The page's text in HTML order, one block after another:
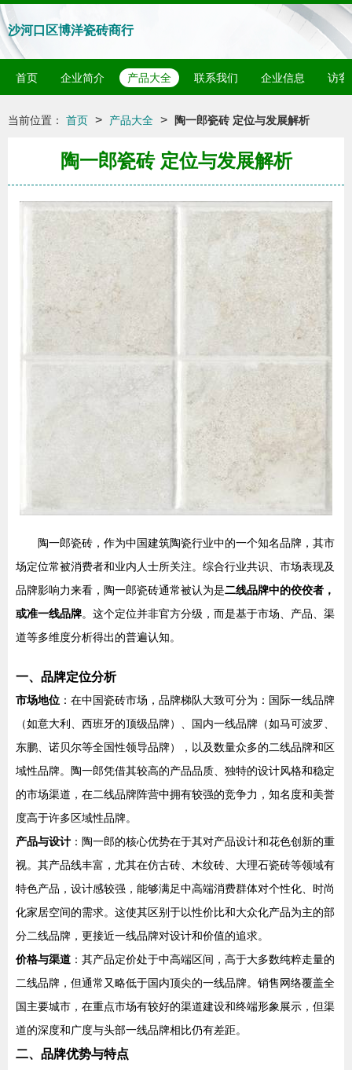
沙河口区博洋瓷砖商行
首页 企业简介 产品大全 联系我们 企业信息 访客
当前位置： 首页 > 产品大全 > 陶一郎瓷砖 定位与发展解析
陶一郎瓷砖 定位与发展解析
陶一郎瓷砖，作为中国建筑陶瓷行业中的一个知名品牌，其市
场定位常被消费者和业内人士所关注。综合行业共识、市场表现及
品牌影响力来看，陶一郎瓷砖通常被认为是二线品牌中的佼佼者，
或准一线品牌。这个定位并非官方分级，而是基于市场、产品、渠
道等多维度分析得出的普遍认知。
一、品牌定位分析
市场地位 ：在中国瓷砖市场，品牌梯队大致可分为：国际一线品牌
（如意大利、西班牙的顶级品牌）、国内一线品牌（如马可波罗、
东鹏、诺贝尔等全国性领导品牌），以及数量众多的二线品牌和区
域性品牌。陶一郎凭借其较高的产品品质、独特的设计风格和稳定
的市场渠道，在二线品牌阵营中拥有较强的竞争力，知名度和美誉
度高于许多区域性品牌。
产品与设计 ：陶一郎的核心优势在于其对产品设计和花色创新的重
视。其产品线丰富，尤其在仿古砖、木纹砖、大理石瓷砖等领域有
特色产品，设计感较强，能够满足中高端消费群体对个性化、时尚
化家居空间的需求。这使其区别于以性价比和大众化产品为主的部
分二线品牌，更接近一线品牌对设计和价值的追求。
价格与渠道 ：其产品定价处于中高端区间，高于大多数纯粹走量的
二线品牌，但通常又略低于国内顶尖的一线品牌。销售网络覆盖全
国主要城市，在重点市场有较好的渠道建设和终端形象展示，但渠
道的深度和广度与头部一线品牌相比仍有差距。
二、品牌优势与特点